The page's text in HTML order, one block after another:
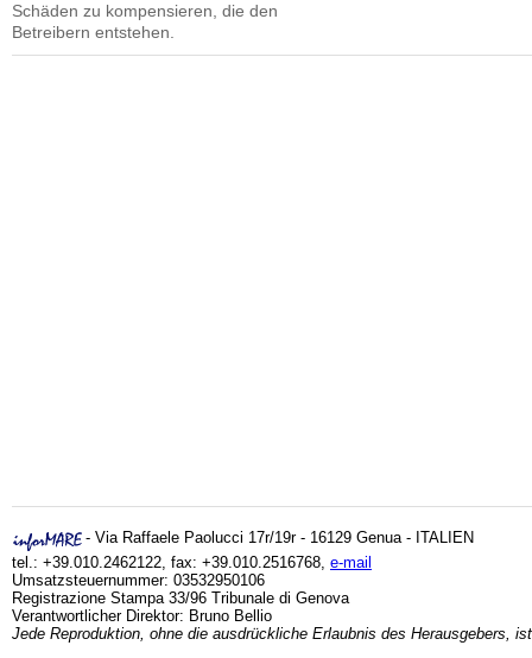
Schäden zu kompensieren, die den
Betreibern entstehen.
- Via Raffaele Paolucci 17r/19r - 16129 Genua - ITALIEN
tel.: +39.010.2462122, fax: +39.010.2516768, e-mail
Umsatzsteuernummer: 03532950106
Registrazione Stampa 33/96 Tribunale di Genova
Verantwortlicher Direktor: Bruno Bellio
Jede Reproduktion, ohne die ausdrückliche Erlaubnis des Herausgebers,